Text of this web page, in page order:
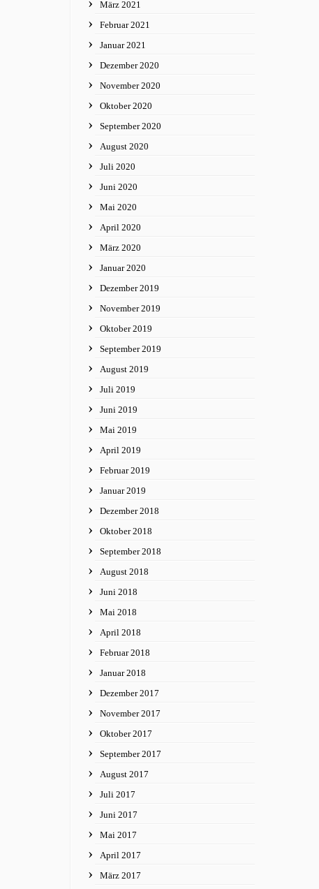
März 2021
Februar 2021
Januar 2021
Dezember 2020
November 2020
Oktober 2020
September 2020
August 2020
Juli 2020
Juni 2020
Mai 2020
April 2020
März 2020
Januar 2020
Dezember 2019
November 2019
Oktober 2019
September 2019
August 2019
Juli 2019
Juni 2019
Mai 2019
April 2019
Februar 2019
Januar 2019
Dezember 2018
Oktober 2018
September 2018
August 2018
Juni 2018
Mai 2018
April 2018
Februar 2018
Januar 2018
Dezember 2017
November 2017
Oktober 2017
September 2017
August 2017
Juli 2017
Juni 2017
Mai 2017
April 2017
März 2017